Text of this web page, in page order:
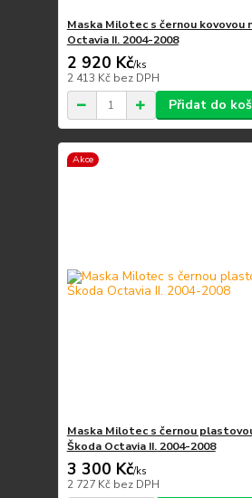
Maska Milotec s černou kovovou
Octavia II. 2004-2008
2 920 Kč/ks
2 413 Kč bez DPH
Přidat do
Akce
Maska Milotec s černou
Škoda Octavia II. 2004-2008
3 300 Kč/ks
2 727 Kč bez DPH